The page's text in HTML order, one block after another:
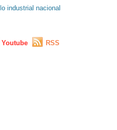
industrial nacional
Youtube RSS